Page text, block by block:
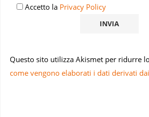
Accetto la Privacy Policy
Questo sito utilizza Akismet per ridurre
come vengono elaborati i dati derivati